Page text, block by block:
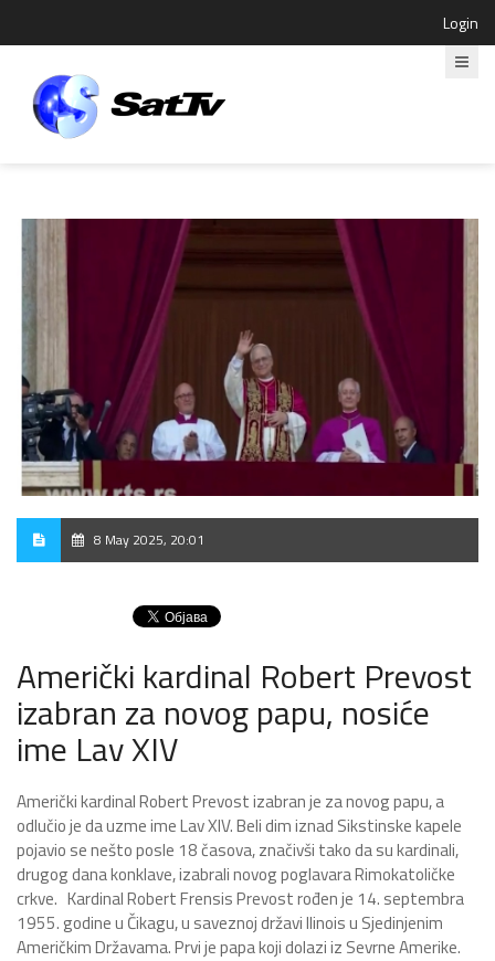
Login
8 May 2025, 20:01
Američki kardinal Robert Prevost
izabran za novog papu, nosiće
ime Lav XIV
Američki kardinal Robert Prevost izabran je za novog papu, a
odlučio je da uzme ime Lav XIV. Beli dim iznad Sikstinske kapele
pojavio se nešto posle 18 časova, značivši tako da su kardinali,
drugog dana konklave, izabrali novog poglavara Rimokatoličke
crkve. Kardinal Robert Frensis Prevost rođen je 14. septembra
1955. godine u Čikagu, u saveznoj državi Ilinois u Sjedinjenim
Američkim Državama. Prvi je papa koji dolazi iz Sevrne Amerike.